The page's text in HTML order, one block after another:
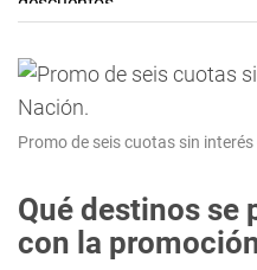
Promo de seis cuotas sin
Qué destinos se
con la